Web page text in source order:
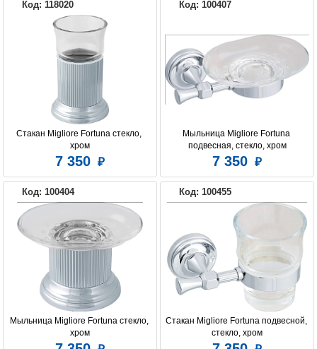
Код: 118020
Стакан Migliore Fortuna стекло,
хром
7 350
Код: 100407
Мыльница Migliore Fortuna
подвесная, стекло, хром
7 350
Код: 100404
Мыльница Migliore Fortuna стекло,
хром
Код: 100455
Стакан Migliore Fortuna подвесной,
стекло, хром